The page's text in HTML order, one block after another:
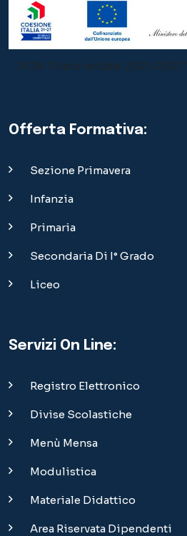
PON Piano estate 2021-2027
Offerta Formativa:
Sezione Primavera
Infanzia
Primaria
Secondaria Di I° Grado
Liceo
Servizi On Line:
Registro Elettronico
Divise Scolastiche
Menù Mensa
Modulistica
Materiale Didattico
Area Riservata Dipendenti